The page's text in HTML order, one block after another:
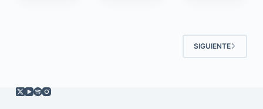
SIGUIENTE